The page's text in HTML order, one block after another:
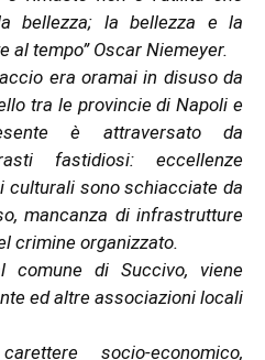
bellezza; la bellezza e la
al tempo” Oscar Niemeyer.
era oramai in disuso da
tra le provincie di Napoli e
è attraversato da
fastidiosi: eccellenze
culturali sono schiacciate da
mancanza di infrastrutture
crimine organizzato.
comune di Succivo, viene
ed altre associazioni locali
socio-economico,